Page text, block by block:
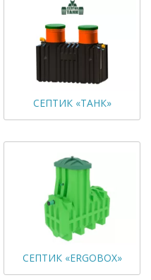
СЕПТИК «ТАНК»
СЕПТИК «ERGOBOX»